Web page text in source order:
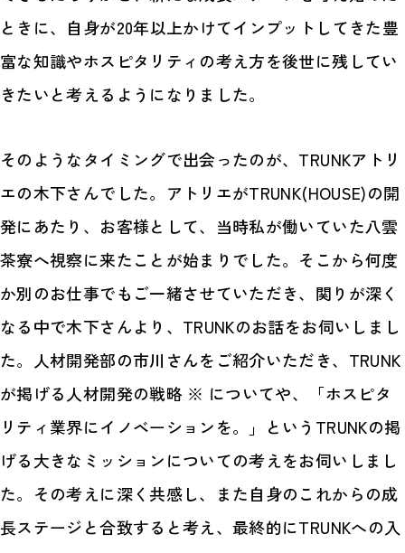
ときに、自身が20年以上かけてインプットしてきた豊
富な知識やホスピタリティの考え方を後世に残してい
きたいと考えるようになりました。
そのようなタイミングで出会ったのが、TRUNKアトリ
エの木下さんでした。アトリエがTRUNK(HOUSE)の開
発にあたり、お客様として、当時私が働いていた八雲
茶寮へ視察に来たことが始まりでした。そこから何度
か別のお仕事でもご一緒させていただき、関りが深く
なる中で木下さんより、TRUNKのお話をお伺いしまし
た。人材開発部の市川さんをご紹介いただき、TRUNK
が掲げる人材開発の戦略 ※ についてや、「ホスピタ
リティ業界にイノベーションを。」というTRUNKの掲
げる大きなミッションについての考えをお伺いしまし
た。その考えに深く共感し、また自身のこれからの成
長ステージと合致すると考え、最終的にTRUNKへの入